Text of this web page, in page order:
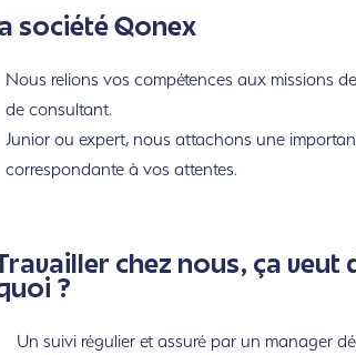
société Qonex
Nous relions vos compétences aux missions
de consultant.
Junior ou expert, nous attachons une
correspondante à vos attentes.
Travailler chez nous, ça veut
?
Un suivi régulier et assuré par un manager